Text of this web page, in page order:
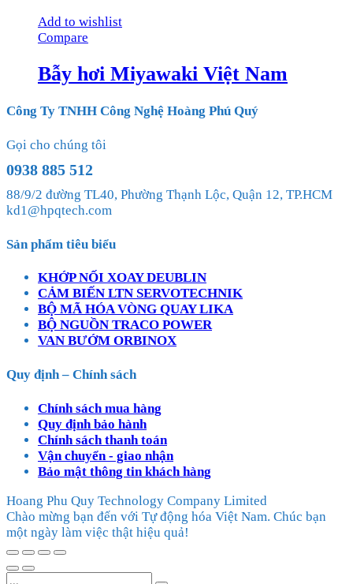
Add to wishlist
Compare
Bẫy hơi Miyawaki Việt Nam
Công Ty TNHH Công Nghệ Hoàng Phú Quý
Gọi cho chúng tôi
0938 885 512
88/9/2 đường TL40, Phường Thạnh Lộc, Quận 12, TP.HCM
kd1@hpqtech.com
Sản phẩm tiêu biểu
KHỚP NỐI XOAY DEUBLIN
CẢM BIẾN LTN SERVOTECHNIK
BỘ MÃ HÓA VÒNG QUAY LIKA
BỘ NGUỒN TRACO POWER
VAN BƯỚM ORBINOX
Quy định – Chính sách
Chính sách mua hàng
Quy định bảo hành
Chính sách thanh toán
Vận chuyển - giao nhận
Bảo mật thông tin khách hàng
Hoang Phu Quy Technology Company Limited
Chào mừng bạn đến với Tự động hóa Việt Nam. Chúc bạn
một ngày làm việc thật hiệu quả!